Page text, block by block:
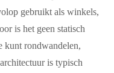
gebruikt als winkels,
is het geen statisch
kunt rondwandelen,
is typisch